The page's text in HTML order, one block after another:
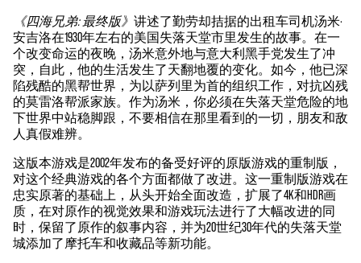
《四海兄弟: 最终版》 讲述了勤劳却拮据的出租车司机汤米·
安吉洛在1930年左右的美国失落天堂市里发生的故事。在一
个改变命运的夜晚，汤米意外地与意大利黑手党发生了冲
突，自此，他的生活发生了天翻地覆的变化。如今，他已深
陷残酷的黑帮世界，为以萨列里为首的组织工作，对抗凶残
的莫雷洛帮派家族。作为汤米，你必须在失落天堂危险的地
下世界中站稳脚跟，不要相信在那里看到的一切，朋友和敌
人真假难辨。
这版本游戏是2002年发布的备受好评的原版游戏的重制版，
对这个经典游戏的各个方面都做了改进。这一重制版游戏在
忠实原著的基础上，从头开始全面改造，扩展了4K和HDR画
质，在对原作的视觉效果和游戏玩法进行了大幅改进的同
时，保留了原作的叙事内容，并为20世纪30年代的失落天堂
城添加了摩托车和收藏品等新功能。